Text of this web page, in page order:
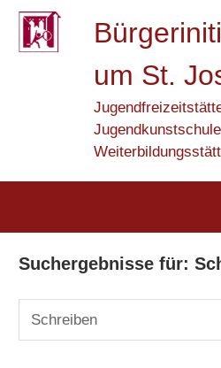
Zum
Inhalt
springen
um St.
Jugendkunstschule
Suchergebnisse für: